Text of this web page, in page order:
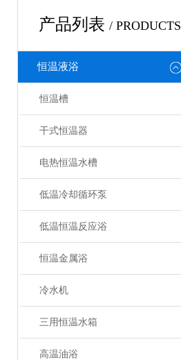
产品列表 / PRODUCTS
恒温液浴
恒温槽
干式恒温器
电热恒温水槽
低温冷却循环泵
低温恒温反应浴
恒温金属浴
冷水机
三用恒温水箱
高温油浴